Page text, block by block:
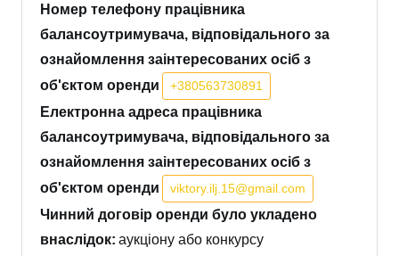
Номер телефону працівника
балансоутримувача, відповідального за
ознайомлення заінтересованих осіб з
об'єктом оренди
+380563730891
Електронна адреса працівника
балансоутримувача, відповідального за
ознайомлення заінтересованих осіб з
об'єктом оренди
viktory.ilj.15@gmail.com
Чинний договір оренди було укладено
внаслідок: аукціону або конкурсу